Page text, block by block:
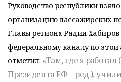
Руководство республики
организацию пассажирских
Главы региона Радий
федеральному каналу по этой
отметил: «Там, где я
Президента РФ – ред.),